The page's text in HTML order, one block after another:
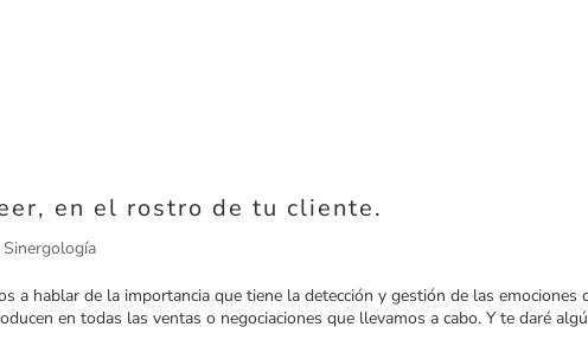
en el rostro de tu cliente.
Sinergología
a hablar de la importancia que tiene la detección y gestión de las emociones
en todas las ventas o negociaciones que llevamos a cabo. Y te daré